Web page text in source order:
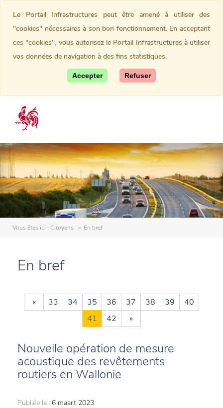
Vous êtes ici : Citoyens En bref
En bref
« 33 34 35 36 37 38 39
40
41
42 »
Nouvelle opération de mesure
acoustique des revêtements
routiers en Wallonie
Publiée le : 6 maart 2023
Le Portail Infrastructures peut être amené à utiliser des
"cookies" nécessaires à son bon fonctionnement. En acceptant
ces "cookies", vous autorisez le Portail Infrastructures à utiliser
vos données de navigation à des fins statistiques.
Accepter Refuser